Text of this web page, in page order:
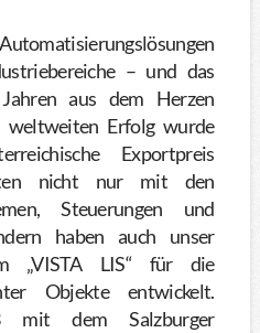
– und das
aus dem Herzen
weltweiten Erfolg wurde
Exportpreis
nicht nur mit den
Steuerungen und
haben auch unser
„VISTA LIS“ für die
Objekte entwickelt.
mit dem Salzburger